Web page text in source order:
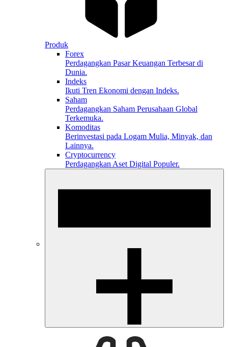
Produk
Forex
Perdagangkan Pasar Keuangan Terbesar di
Dunia.
Indeks
Ikuti Tren Ekonomi dengan Indeks.
Saham
Perdagangkan Saham Perusahaan Global
Terkemuka.
Komoditas
Berinvestasi pada Logam Mulia, Minyak, dan
Lainnya.
Cryptocurrency
Perdagangkan Aset Digital Populer.